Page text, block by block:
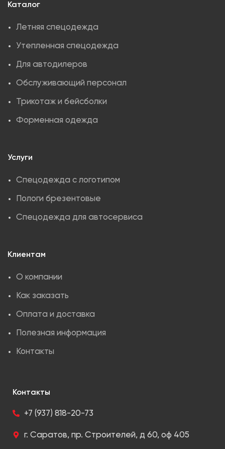
Каталог
Летняя спецодежда
Утепленная спецодежда
Для автодилеров
Обслуживающий персонал
Трикотаж и бейсболки
Форменная одежда
Услуги
Спецодежда с логотипом
Пологи брезентовые
Спецодежда для автосервиса
Клиентам
О компании
Как заказать
Оплата и доставка
Полезная информация
Контакты
Контакты
+7 (937) 818-20-73
г. Саратов, пр. Строителей, д 60, оф 405